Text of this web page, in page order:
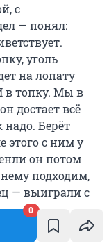
0
с
— понял:
уголь
на лопату
в топку. Мы в
достает всё
надо. Берёт
этого с ним у
он потом
подходим,
— выиграли с
— восьмерка
понимал,